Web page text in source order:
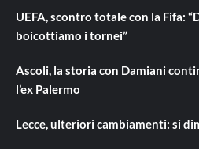
UEFA, scontro totale con la Fifa:
boicottiamo i tornei”
Ascoli, la storia con Damiani
l’ex Palermo
Lecce, ulteriori cambiamenti: si